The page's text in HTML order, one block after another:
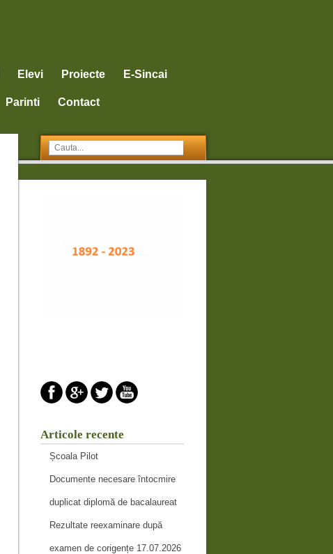
Elevi Proiecte E-Sincai
Parinti Contact
Articole recente
Școala Pilot
Documente necesare întocmire
duplicat diplomă de bacalaureat
Rezultate reexaminare după
examen de corigențe 17.07.2026